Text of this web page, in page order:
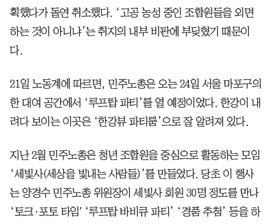
획했다가 돌연 취소했다. ‘고공 농성 중인 조합원들을 외면
하는 것이 아니냐’는 취지의 내부 비판에 부딪혔기 때문이
다.
21일 노동계에 따르면, 민주노총은 오는 24일 서울 마포구의
한 대여 공간에서 ‘루프탑 파티’를 열 예정이었다. 한강이 내
려다 보이는 이곳은 ‘한강뷰 파티룸’으로 잘 알려져 있다.
지난 2월 민주노총은 청년 조합원을 중심으로 활동하는 모임
‘세빛사(세상을 빛내는 사람들)’를 만들었다. 당초 이 행사
는 양경수 민주노총 위원장이 세빛사 회원 30명 정도를 만나
‘토크·포토 타임' ‘루프탑 바비큐 파티’ ‘경품 추첨’ 등을 하